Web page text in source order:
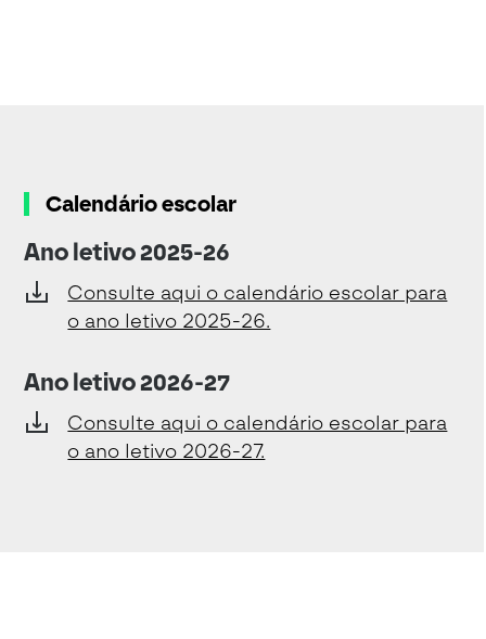
Calendário escolar
Ano letivo 2025-26
Consulte aqui o calendário escolar para
o ano letivo 2025-26.
Ano letivo 2026-27
Consulte aqui o calendário escolar para
o ano letivo 2026-27.